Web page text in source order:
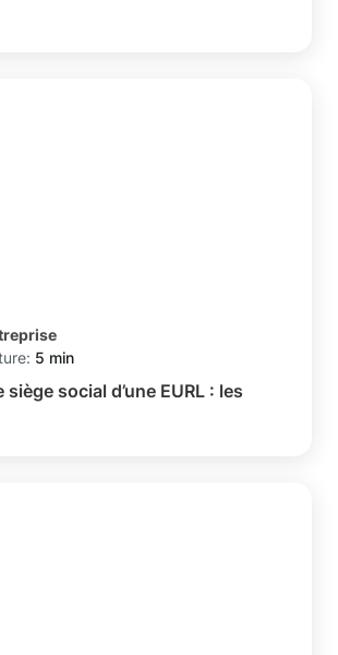
5 min
social d’une EURL : les